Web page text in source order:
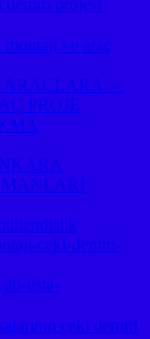
ve araç
ARAÇLARA ⇔
PROJE
ceki-demiri-
usta-
çeki demiri